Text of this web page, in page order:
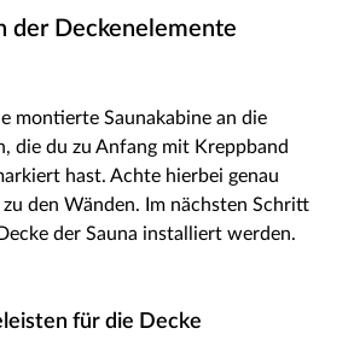
der Deckenelemente
montierte Saunakabine an die
die du zu Anfang mit Kreppband
hast. Achte hierbei genau
den Wänden. Im nächsten Schritt
der Sauna installiert werden.
für die Decke